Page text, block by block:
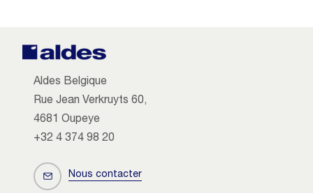
Aldes Belgique
Rue Jean Verkruyts 60,
4681 Oupeye
+32 4 374 98 20
Nous contacter